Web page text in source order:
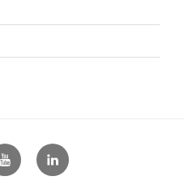
YoutubeLinkedin